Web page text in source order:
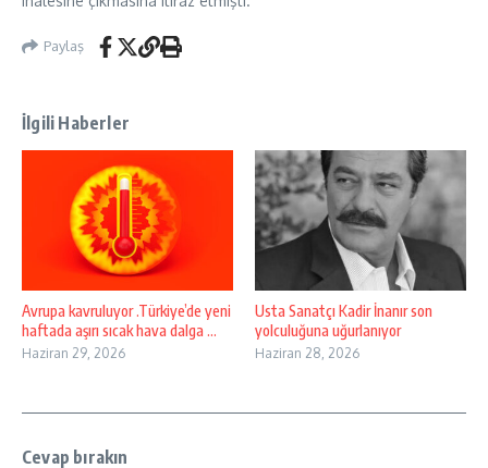
Paylaş
İlgili Haberler
Avrupa kavruluyor .Türkiye’de yeni
haftada aşırı sıcak hava dalga ...
Haziran 29, 2026
Usta Sanatçı Kadir İnanır son
yolculuğuna uğurlanıyor
Haziran 28, 2026
Cevap bırakın